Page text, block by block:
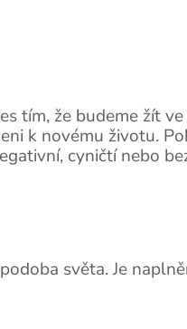
tím, že budeme žít
k novému životu.
cyničtí nebo
světa. Je